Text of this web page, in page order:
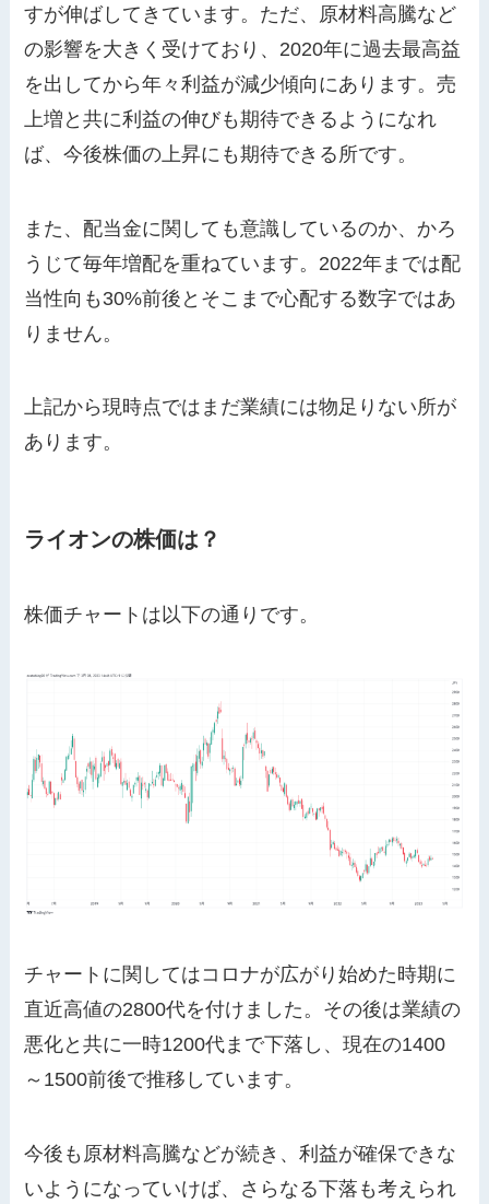
すが伸ばしてきています。ただ、原材料高騰など
の影響を大きく受けており、2020年に過去最高益
を出してから年々利益が減少傾向にあります。売
上増と共に利益の伸びも期待できるようになれ
ば、今後株価の上昇にも期待できる所です。
また、配当金に関しても意識しているのか、かろ
うじて毎年増配を重ねています。2022年までは配
当性向も30%前後とそこまで心配する数字ではあ
りません。
上記から現時点ではまだ業績には物足りない所が
あります。
ライオンの株価は？
株価チャートは以下の通りです。
チャートに関してはコロナが広がり始めた時期に
直近高値の2800代を付けました。その後は業績の
悪化と共に一時1200代まで下落し、現在の1400
～1500前後で推移しています。
今後も原材料高騰などが続き、利益が確保できな
いようになっていけば、さらなる下落も考えられ